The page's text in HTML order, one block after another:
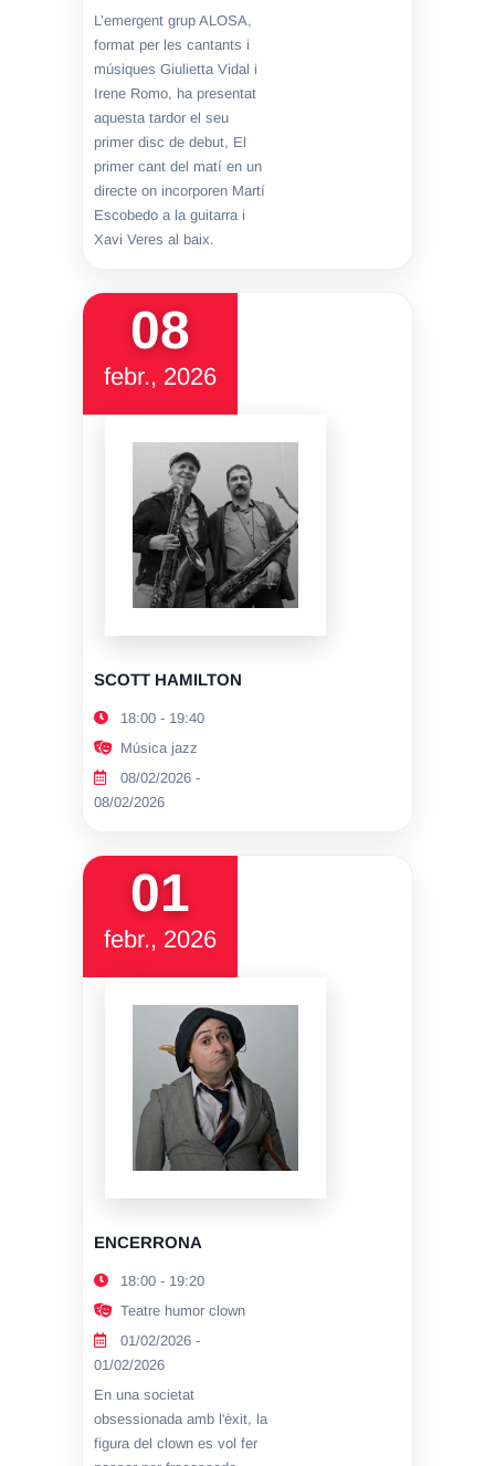
L’emergent grup ALOSA,
format per les cantants i
músiques Giulietta Vidal i
Irene Romo, ha presentat
aquesta tardor el seu
primer disc de debut, El
primer cant del matí en un
directe on incorporen Martí
Escobedo a la guitarra i
Xavi Veres al baix.
08
febr., 2026
SCOTT HAMILTON
18:00 - 19:40
Música jazz
08/02/2026 -
08/02/2026
01
febr., 2026
ENCERRONA
18:00 - 19:20
Teatre humor clown
01/02/2026 -
01/02/2026
En una societat
obsessionada amb l'èxit, la
figura del clown es vol fer